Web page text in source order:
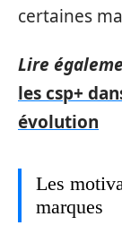
certaines
Lire
les csp+
évolution
Les
marques